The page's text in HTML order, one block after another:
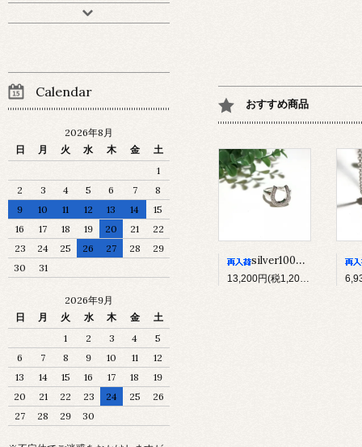
おすすめ商品
silver1000*純銀製*馬蹄リング(L)
13,200円(税1,200円)
Calendar
2026年8月
日
月 火 水 木 金
土
1
2
3 4 5 6 7
8
9
10 11 12 13 14
15
16
17 18 19 20 21
22
23
24 25 26 27 28
29
30
31
2026年9月
日
月 火 水 木 金
土
1
2 3 4
5
6
7 8 9 10 11
12
13
14 15 16 17 18
19
20
21 22 23 24 25
26
27
28 29 30